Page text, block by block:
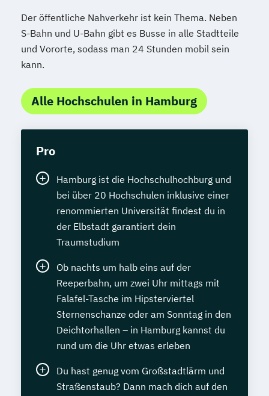
Der öffentliche Nahverkehr ist kein Thema. Neben
S-Bahn und U-Bahn gibt es Busse in alle Stadtteile
und Vororte, sodass man 24 Stunden mobil sein
kann.
Alle Hochschulen in Hamburg
Pro
Hamburg ist die Hochschulhochburg und
bei über 20 Hochschulen inklusive einer
renommierten Universität findest du in
der Elbstadt garantiert dein
Traumstudium
Ob nachts um halb eins auf der
Reeperbahn, um zwei Uhr mittags mit
Falafel-Tasche im Hipsterviertel
Sternenschanze oder am Sonntag in den
Deichtorhallen – in Hamburg kannst du
rund um die Uhr etwas erleben
Du hast genug vom Großstadtlärm und
Straßenstaub? Dann mach dich auf den